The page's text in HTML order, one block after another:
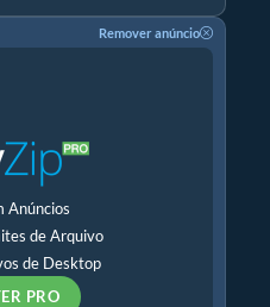
Remover anúncio
Anúncios
de Arquivo
de Desktop
PRO